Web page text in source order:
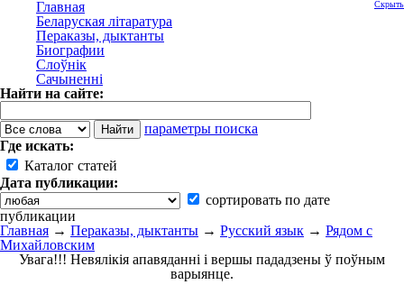
Главная
Беларуская літаратура
Пераказы, дыктанты
Биографии
Слоўнік
Сачыненні
Найти на сайте:
параметры поиска
Где искать:
Каталог статей
Дата публикации:
сортировать по дате
публикации
Скрыть
Главная → Пераказы, дыктанты → Русский язык → Рядом с
Михайловским
Увага!!! Невялікія апавяданні і вершы пададзены ў поўным
варыянце.